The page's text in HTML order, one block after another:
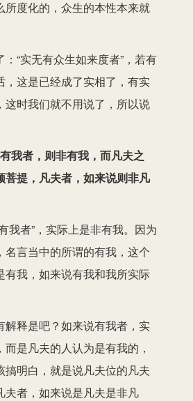
所度化的，众生的本性本来就
“实无有众生如来度者”，若有
，这是已经成了实相了，有实
这时我们就不用说了，所以说
我者，则非有我，而凡夫之
菩提，凡夫者，如来说则非凡
我者”，实际上是非有我。因为
名言当中的所谓的有我，这个
有我，如来说有我和我所实际
解释是吧？如来说有我者，实
是凡夫的人认为是有我的，
搞明白，就是说凡夫位的凡夫
夫者，如来说是凡夫是非凡